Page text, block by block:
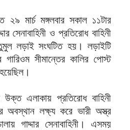
মার্চ মঙ্গলবার সকাল ১১টার
সেনাবাহিনী ও প্রতিরোধ বাহিনী
লড়াই সংঘটিত হয়। লড়াইটি
গারিওম সীমান্তের কালির পোস্ট
উক্ত এলাকায় প্রতিরোধ বাহিনী
অবস্থান লক্ষ্য করে ভারী অস্ত্র
গাদ্দার সেনাবাহিনী। এসময়